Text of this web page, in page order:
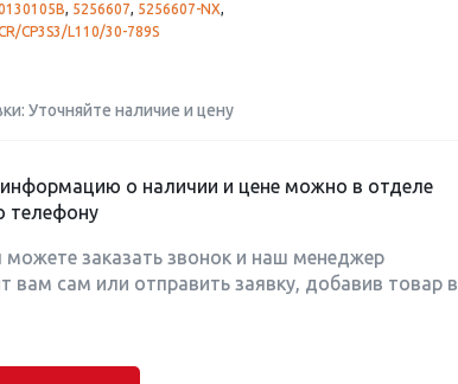
, 5256607, 5256607-NX,
CP3S3/L110/30-789S
Уточняйте наличие и цену
о наличии и цене можно в отделе
телефону
можете заказать звонок и наш менеджер
вам сам или отправить заявку, добавив товар в